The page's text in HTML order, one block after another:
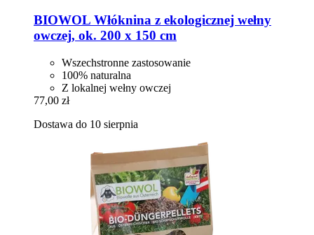
BIOWOL Włóknina z ekologicznej wełny
owczej, ok. 200 x 150 cm
Wszechstronne zastosowanie
100% naturalna
Z lokalnej wełny owczej
77,00 zł
Dostawa do 10 sierpnia